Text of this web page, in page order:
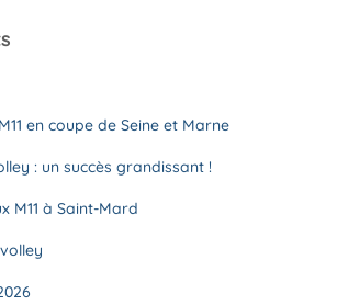
en coupe de Seine et Marne
: un succès grandissant !
M11 à Saint-Mard